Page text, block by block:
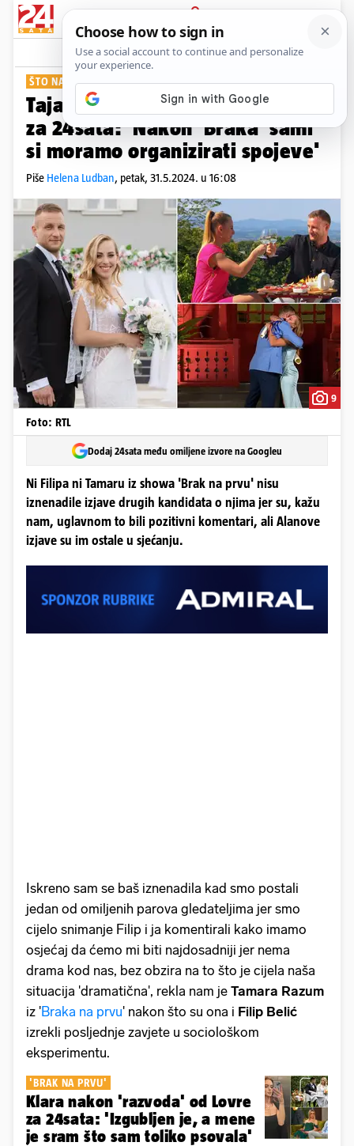
PRIJAVA
Show Komentari
ŠTO NAKON SHOWA?
Tajanstveni Filip i Tamara otkrili
za 24sata: 'Nakon 'Braka' sami
si moramo organizirati spojeve'
Piše Helena Ludban, petak, 31.5.2024. u 16:08
9
Foto: RTL
Dodaj 24sata među omiljene izvore na Googleu
Ni Filipa ni Tamaru iz showa 'Brak na prvu' nisu
iznenadile izjave drugih kandidata o njima jer su, kažu
nam, uglavnom to bili pozitivni komentari, ali Alanove
izjave su im ostale u sjećanju.
Iskreno sam se baš iznenadila kad smo postali
jedan od omiljenih parova gledateljima jer smo
cijelo snimanje Filip i ja komentirali kako imamo
osjećaj da ćemo mi biti najdosadniji jer nema
drama kod nas, bez obzira na to što je cijela naša
situacija 'dramatična', rekla nam je Tamara Razum
iz 'Braka na prvu' nakon što su ona i Filip Belić
izrekli posljednje zavjete u sociološkom
eksperimentu.
'BRAK NA PRVU'
Klara nakon 'razvoda' od Lovre
za 24sata: 'Izgubljen je, a mene
je sram što sam toliko psovala'